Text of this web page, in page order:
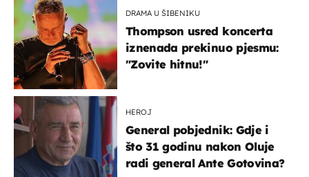
DRAMA U ŠIBENIKU
Thompson usred koncerta
iznenada prekinuo pjesmu:
"Zovite hitnu!"
HEROJ
General pobjednik: Gdje i
što 31 godinu nakon Oluje
radi general Ante Gotovina?